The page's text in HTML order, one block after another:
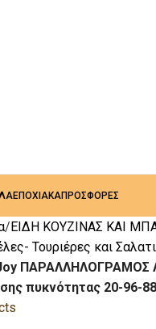
ΕΠΟΧΙΑΚΑΠΡΟΣΦΟΡΕΣ
ΕΙΔΗ ΚΟΥΖΙΝΑΣ ΚΑΙ
Τουριέρες και
ΠΑΡΑΛΛΗΛΟΓΡΑΜΟΣ
πυκνότητας 20-96-